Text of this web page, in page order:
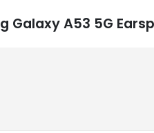
Galaxy A53 5G